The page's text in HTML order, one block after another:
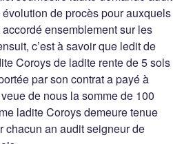
de procès pour auxquels
ensemblement sur les
c’est à savoir que ledit de
Coroys de ladite rente de 5 sols
par son contrat a payé à
de nous la somme de 100
ladite Coroys demeure tenue
chacun an audit seigneur de